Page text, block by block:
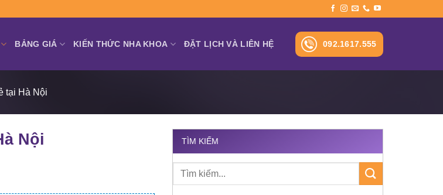
BẢNG GIÁ KIẾN THỨC NHA KHOA ĐẶT LỊCH VÀ LIÊN HỆ 092.1617.555
tại Hà Nội
Nội TÌM KIẾM